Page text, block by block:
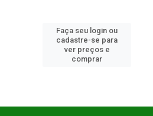
Faça seu login ou
cadastre-se para
ver preços e
comprar